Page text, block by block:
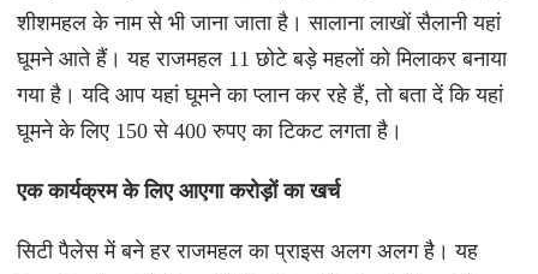
शीशमहल के नाम से भी जाना जाता है। सालाना लाखों सैलानी यहां
घूमने आते हैं। यह राजमहल 11 छोटे बड़े महलों को मिलाकर बनाया
गया है। यदि आप यहां घूमने का प्लान कर रहे हैं, तो बता दें कि यहां
घूमने के लिए 150 से 400 रुपए का टिकट लगता है।
एक कार्यक्रम के लिए आएगा करोड़ों का खर्च
सिटी पैलेस में बने हर राजमहल का प्राइस अलग अलग है। यह